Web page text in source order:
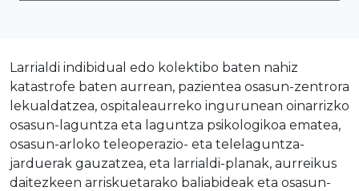
Larrialdi indibidual edo kolektibo baten nahiz
katastrofe baten aurrean, pazientea osasun-zentrora
lekualdatzea, ospitaleaurreko ingurunean oinarrizko
osasun-laguntza eta laguntza psikologikoa ematea,
osasun-arloko teleoperazio- eta telelaguntza-
jarduerak gauzatzea, eta larrialdi-planak, aurreikus
daitezkeen arriskuetarako baliabideak eta osasun-